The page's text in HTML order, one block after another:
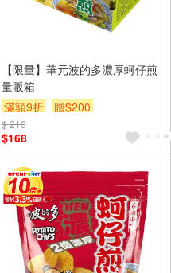
【限量】華元波的多濃厚蚵仔煎
量販箱
滿額9折
贈$200
$ 210
$168